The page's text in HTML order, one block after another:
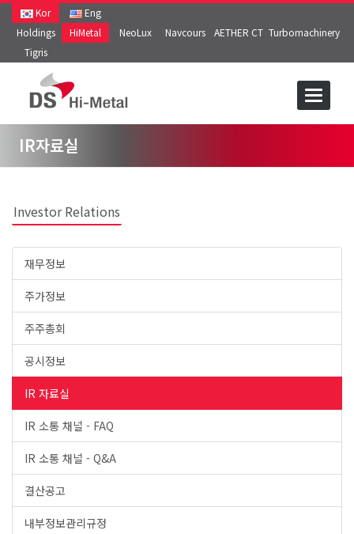
Kor
Eng
Holdings
HiMetal NeoLux Navcours AETHER CT Turbomachinery
Tigris
IR자료실
Investor Relations
재무정보
주가정보
주주총회
공시정보
IR 자료실
IR 소통 채널 - FAQ
IR 소통 채널 - Q&A
결산공고
내부정보관리규정